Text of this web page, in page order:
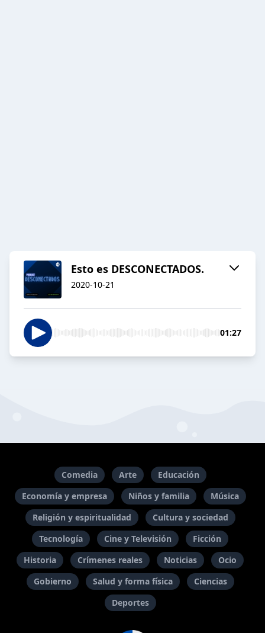
Esto es DESCONECTADOS.
2020-10-21
01:27
Comedia Arte
Educación
Economía y empresa
Niños y familia
Música
Religión y espiritualidad
Cultura y sociedad
Tecnología
Cine y Televisión
Ficción
Historia
Crímenes reales Noticias
Ocio
Gobierno
Salud y forma física
Ciencias
Deportes